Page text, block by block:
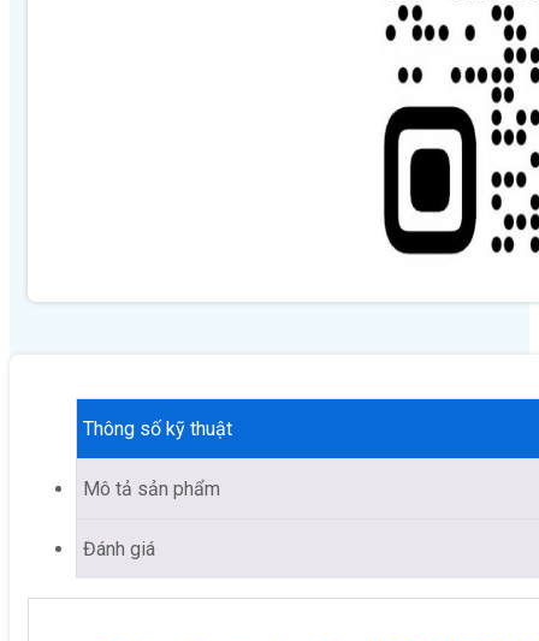
Thông số kỹ thuật
Mô tả sản phẩm
Đánh giá